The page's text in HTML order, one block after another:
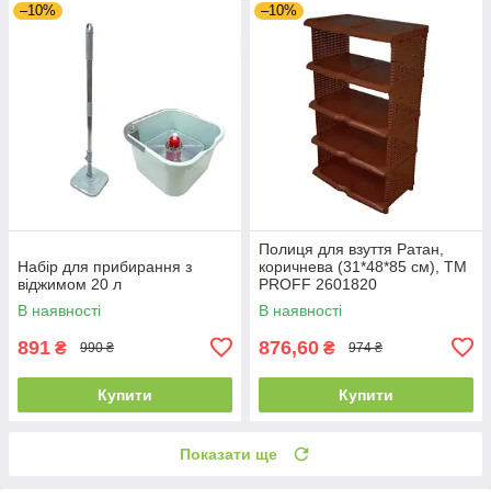
–10%
Набір для прибирання з
віджимом 20 л
В наявності
891 ₴ 990 ₴
Купити
–10%
Полиця для взуття Ратан,
коричнева (31*48*85 см), ТМ
PROFF 2601820
В наявності
876,60 ₴ 974 ₴
Купити
Показати ще